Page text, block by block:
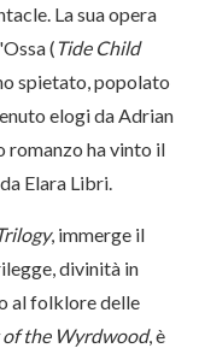
La sua opera
( Tide Child
spietato, popolato
elogi da Adrian
romanzo ha vinto il
Elara Libri.
, immerge il
divinità in
al folklore delle
the Wyrdwood, è